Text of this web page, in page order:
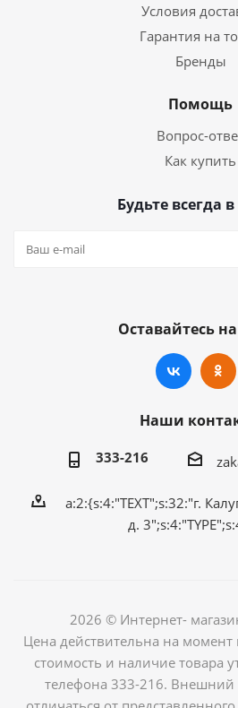
Условия
Гарантия на
Бренды
Помощь
Вопрос-
Как купить
Будьте всегда в
Оставайтесь
Наши
333-216
a:2:{s:4:"TEXT";s:32:"г.
д.
2026 © Интернет-
Цена действительна на
стоимость и наличие товара
телефона 333-216. Внешний